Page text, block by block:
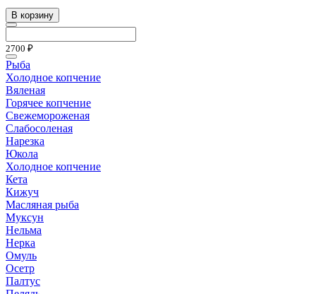
В корзину
2700 ₽
Рыба
Холодное копчение
Вяленая
Горячее копчение
Свежемороженая
Слабосоленая
Нарезка
Юкола
Холодное копчение
Кета
Кижуч
Масляная рыба
Муксун
Нельма
Нерка
Омуль
Осетр
Палтус